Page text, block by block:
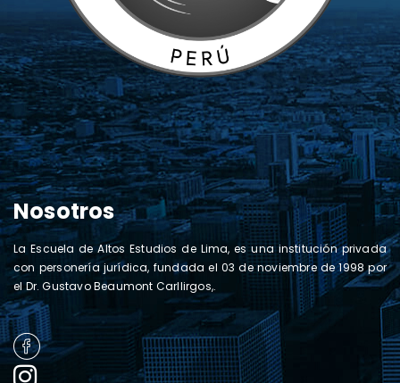
Nosotros
La Escuela de Altos Estudios de Lima, es una institución privada
con personería jurídica, fundada el 03 de noviembre de 1998 por
el Dr. Gustavo Beaumont Carllirgos,.